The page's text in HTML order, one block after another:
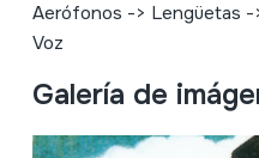
Aerófonos -> Lengüetas -
Voz
Galería de